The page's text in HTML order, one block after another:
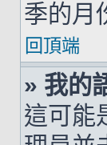
季的月
回頂端
» 我的
這可能